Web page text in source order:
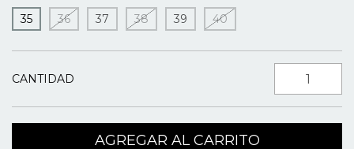
35
36 37 38 39 40
CANTIDAD